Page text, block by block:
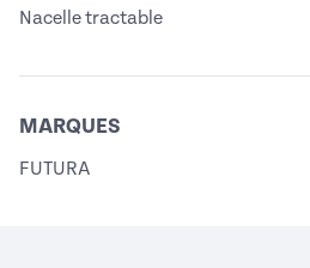
Nacelle tractable
MARQUES
FUTURA